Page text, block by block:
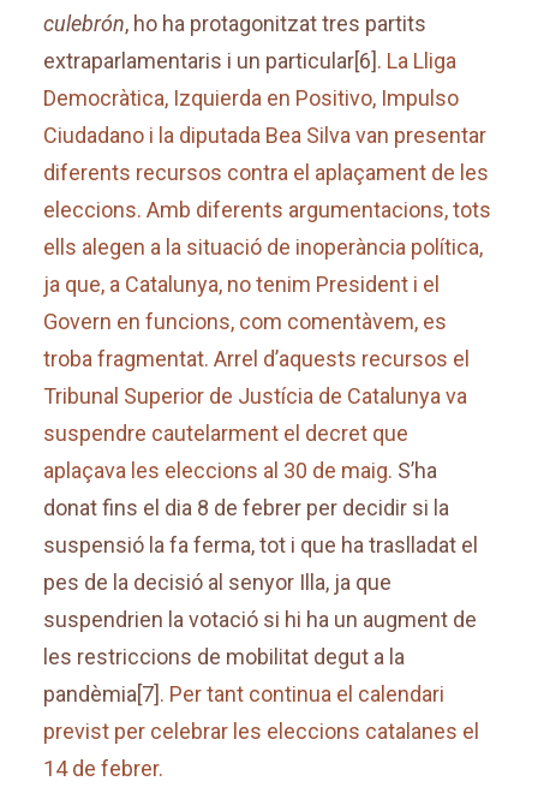
culebrón, ho ha protagonitzat tres partits
extraparlamentaris i un particular[6]. La Lliga
Democràtica, Izquierda en Positivo, Impulso
Ciudadano i la diputada Bea Silva van presentar
diferents recursos contra el aplaçament de les
eleccions. Amb diferents argumentacions, tots
ells alegen a la situació de inoperància política,
ja que, a Catalunya, no tenim President i el
Govern en funcions, com comentàvem, es
troba fragmentat. Arrel d’aquests recursos el
Tribunal Superior de Justícia de Catalunya va
suspendre cautelarment el decret que
aplaçava les eleccions al 30 de maig. S’ha
donat fins el dia 8 de febrer per decidir si la
suspensió la fa ferma, tot i que ha traslladat el
pes de la decisió al senyor Illa, ja que
suspendrien la votació si hi ha un augment de
les restriccions de mobilitat degut a la
pandèmia[7]. Per tant continua el calendari
previst per celebrar les eleccions catalanes el
14 de febrer.